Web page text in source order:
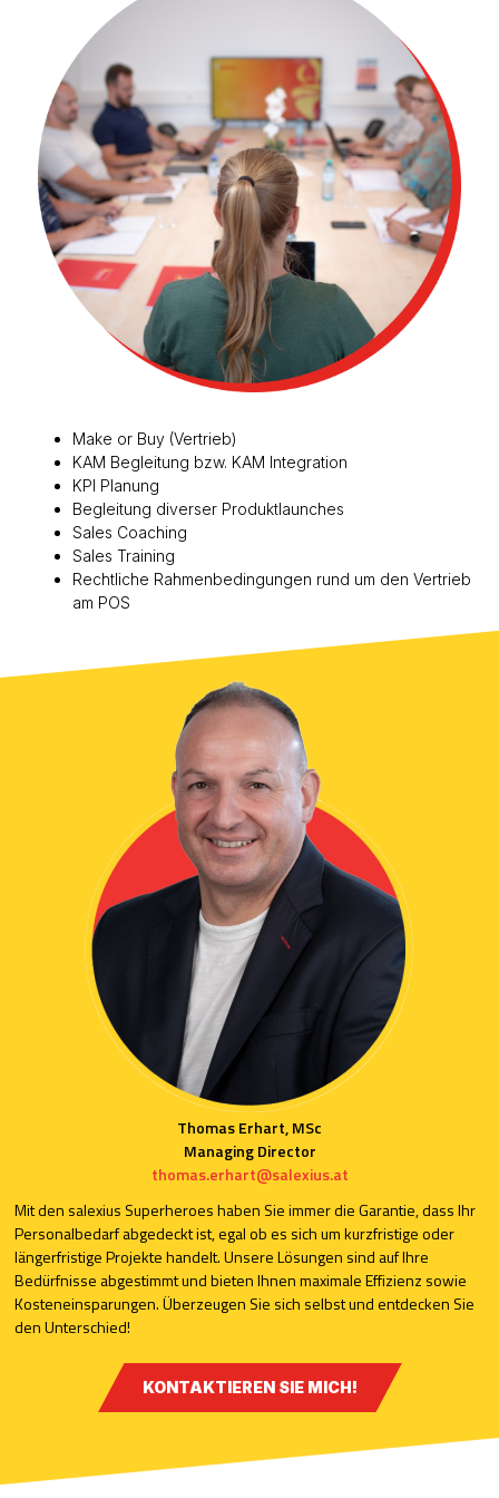
Make or Buy (Vertrieb)
KAM Begleitung bzw. KAM Integration
KPI Planung
Begleitung diverser Produktlaunches
Sales Coaching
Sales Training
Rechtliche Rahmenbedingungen rund um den Vertrieb
am POS
Thomas Erhart, MSc
Managing Director
thomas.erhart@salexius.at
Mit den salexius Superheroes haben Sie immer die Garantie, dass Ihr
Personalbedarf abgedeckt ist, egal ob es sich um kurzfristige oder
längerfristige Projekte handelt. Unsere Lösungen sind auf Ihre
Bedürfnisse abgestimmt und bieten Ihnen maximale Effizienz sowie
Kosteneinsparungen. Überzeugen Sie sich selbst und entdecken Sie
den Unterschied!
KONTAKTIEREN SIE MICH!